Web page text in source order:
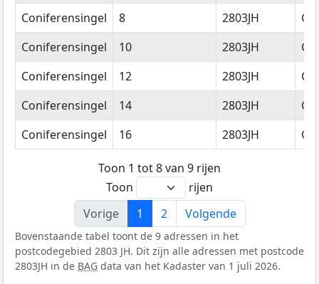
Coniferensingel
8 2803JH
Coniferensingel
10 2803JH
Coniferensingel
12 2803JH
Coniferensingel
14 2803JH
Coniferensingel
16 2803JH
Toon 1 tot 8 van 9 rijen
Toon
rijen
Vorige
1 2 Volgende
Bovenstaande tabel toont de 9 adressen in het
postcodegebied 2803 JH. Dit zijn alle adressen met postcode
2803JH in de BAG data van het Kadaster van 1 juli 2026.